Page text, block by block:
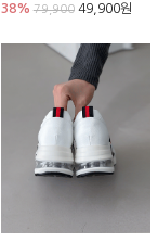
38% 79,90049,900원